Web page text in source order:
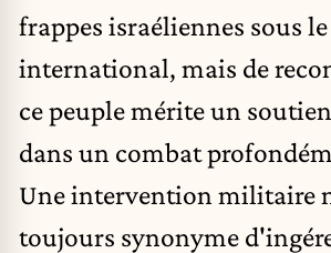
frappes israéliennes sous
international, mais de
ce peuple mérite un
dans un combat
Une intervention militaire
toujours synonyme